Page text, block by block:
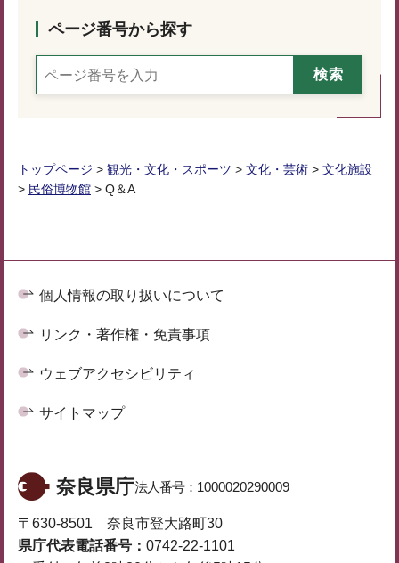
ページ番号から探す
トップページ > 観光・文化・スポーツ > 文化・芸術 > 文化施設
> 民俗博物館 > Q＆A
個人情報の取り扱いについて
リンク・著作権・免責事項
ウェブアクセシビリティ
サイトマップ
奈良県庁法人番号： 1000020290009
〒630-8501 奈良市登大路町30
県庁代表電話番号： 0742-22-1101